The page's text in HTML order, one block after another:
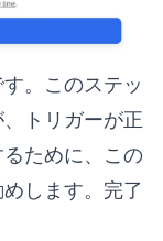
。このステッ
トリガーが正
ために、この
します。完了